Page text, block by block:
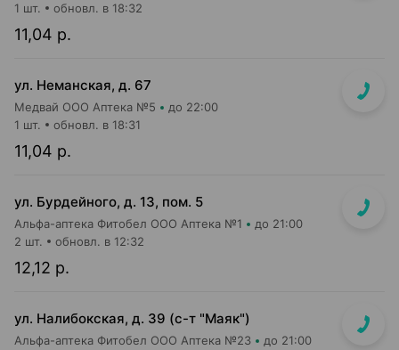
11,04 р.
1 шт. обновл. в 18:32
ул. Неманская, д. 67
Медвай ООО Аптека №5 до 22:00
11,04 р.
1 шт. обновл. в 18:31
ул. Бурдейного, д. 13, пом. 5
Альфа-аптека Фитобел ООО Аптека №1 до 21:00
12,12 р.
2 шт. обновл. в 12:32
ул. Налибокская, д. 39 (с-т "Маяк")
Альфа-аптека Фитобел ООО Аптека №23 до 21:00